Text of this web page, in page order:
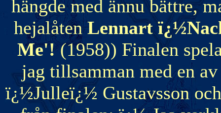
hängde med ännu bättre,
hejalåtenLennart
Me'!(1958)) Finalen
jag tillsamman med en
ï¿½Julleï¿½ Gustavsson